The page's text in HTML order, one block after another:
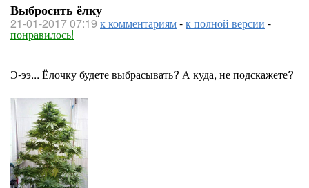
Выбросить ёлку
21-01-2017 07:19 к комментариям-к полной версии -
понравилось!
Э-ээ... Ёлочку будете выбрасывать? А куда, не подскажете?